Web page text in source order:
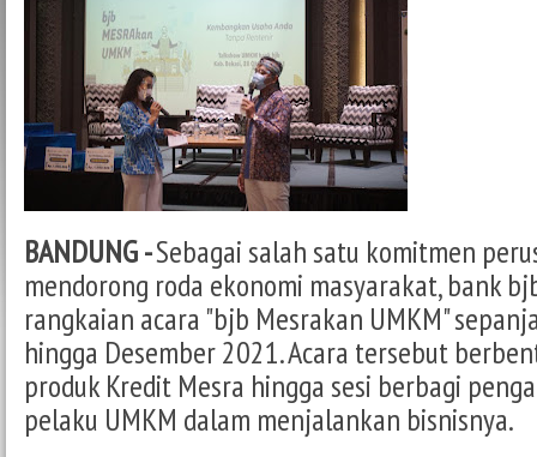
BANDUNG -Sebagai salah satu komitmen
mendorong roda ekonomi masyarakat, bank
rangkaian acara "bjb Mesrakan UMKM"
hingga Desember 2021. Acara tersebut
produk Kredit Mesra hingga sesi berbagi
pelaku UMKM dalam menjalankan bisnisnya.